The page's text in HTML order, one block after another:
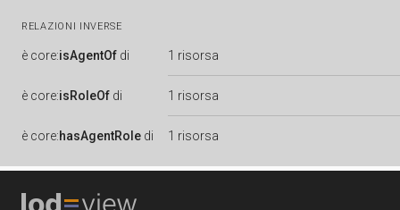
RELAZIONI INVERSE
è core:isAgentOf di 1 risorsa
è core:isRoleOf di 1 risorsa
è core:hasAgentRole di 1 risorsa